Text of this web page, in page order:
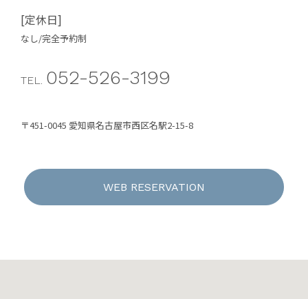
[定休日]
なし/完全予約制
TEL. 052-526-3199
〒451-0045 愛知県名古屋市西区名駅2-15-8
WEB RESERVATION